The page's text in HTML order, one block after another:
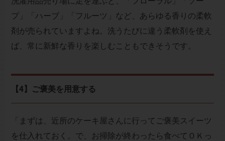
プ」「ハーブ」「フルーツ」など、あらゆる香りの柔軟
剤が売られていますよね。洗うたびに違う柔軟剤を使え
ば、常に新鮮な香りを楽しむこともできそうです。
【4】ご褒美を用意する
「まずは、近所のケーキ屋さんに行ってご褒美スイーツ
を仕入れておく。で、お掃除が終わったら食べてＯＫっ